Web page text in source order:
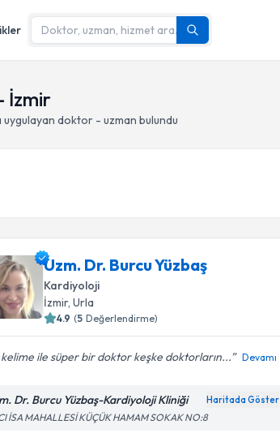
İzmir
uygulayan doktor - uzman bulundu
Uzm. Dr. Burcu Yüzbaş
Kardiyoloji
İzmir, Urla
4.9 (5 Değerlendirme)
ile süper bir doktor keşke doktorların... Devamı
Dr. Burcu Yüzbaş-Kardiyoloji Kliniği Haritada Göster
İSA MAHALLESİ KÜÇÜK HAMAM SOKAK NO:8